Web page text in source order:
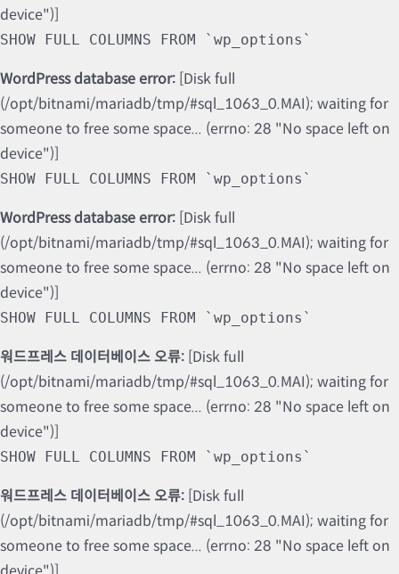
device")]
SHOW FULL COLUMNS FROM `wp_options`
WordPress database error: [Disk full
(/opt/bitnami/mariadb/tmp/#sql_1063_0.MAI); waiting for
someone to free some space... (errno: 28 "No space left on
device")]
SHOW FULL COLUMNS FROM `wp_options`
WordPress database error: [Disk full
(/opt/bitnami/mariadb/tmp/#sql_1063_0.MAI); waiting for
someone to free some space... (errno: 28 "No space left on
device")]
SHOW FULL COLUMNS FROM `wp_options`
워드프레스 데이터베이스 오류: [Disk full
(/opt/bitnami/mariadb/tmp/#sql_1063_0.MAI); waiting for
someone to free some space... (errno: 28 "No space left on
device")]
SHOW FULL COLUMNS FROM `wp_options`
워드프레스 데이터베이스 오류: [Disk full
(/opt/bitnami/mariadb/tmp/#sql_1063_0.MAI); waiting for
someone to free some space... (errno: 28 "No space left on